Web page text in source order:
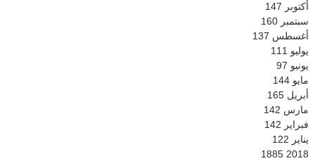
أكتوبر 147
سبتمبر 160
أغسطس 137
يوليو 111
يونيو 97
مايو 144
أبريل 165
مارس 142
فبراير 142
يناير 122
2018
1885